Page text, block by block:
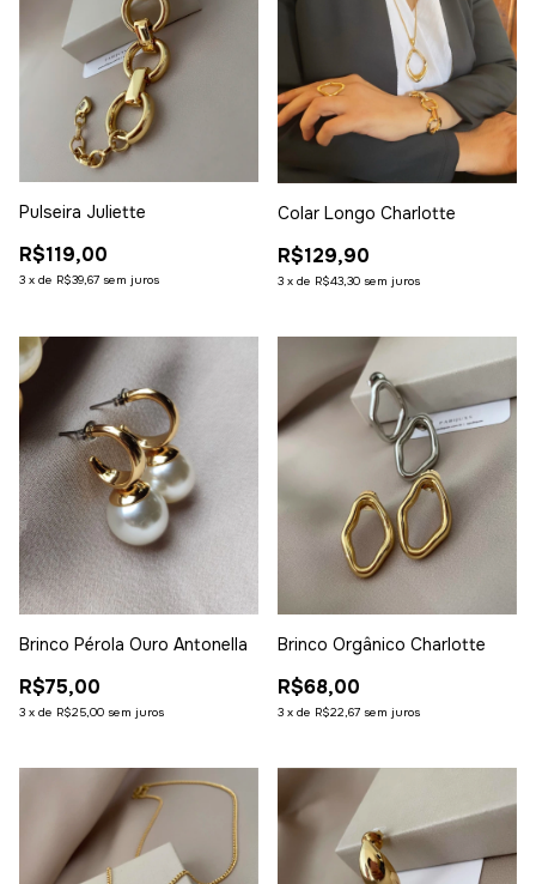
Pulseira Juliette
R$119,00
3 x de R$39,67 sem juros
Colar Longo Charlotte
R$129,90
3 x de R$43,30 sem juros
Brinco Pérola Ouro Antonella
R$75,00
3 x de R$25,00 sem juros
Brinco Orgânico Charlotte
R$68,00
3 x de R$22,67 sem juros